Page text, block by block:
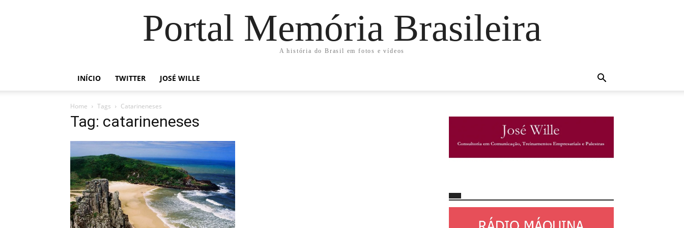
Portal Memória Brasileira
A história do Brasil em fotos e vídeos
INÍCIO TWITTER JOSÉ WILLE
Home Tags Catarineneses
Tag: catarineneses